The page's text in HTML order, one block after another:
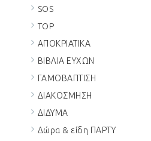
SOS
TOP
ΑΠΟΚΡΙΑΤΙΚΑ
ΒΙΒΛΙΑ ΕΥΧΩΝ
ΓΑΜΟΒΑΠΤΙΣΗ
ΔΙΑΚΟΣΜΗΣΗ
ΔΙΔΥΜΑ
Δώρα & είδη ΠΑΡΤΥ